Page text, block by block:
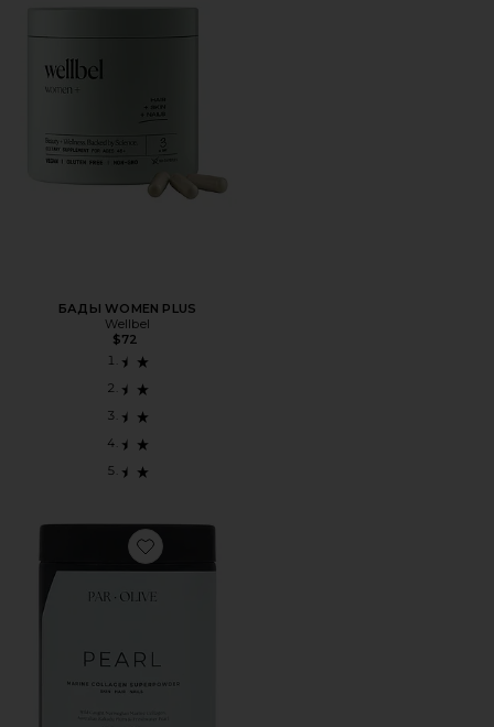
БАДЫ WOMEN PLUS
Wellbel
$72
Favorite КОЛЛАГЕН MARINE COLLAGEN SUPERPOWDER